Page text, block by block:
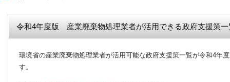
令和4年度版 産業廃棄物処理業者が活用できる政府支援策一
環境省の産業廃棄物処理業者が活用可能な政府支援策一覧が令和4年
す。